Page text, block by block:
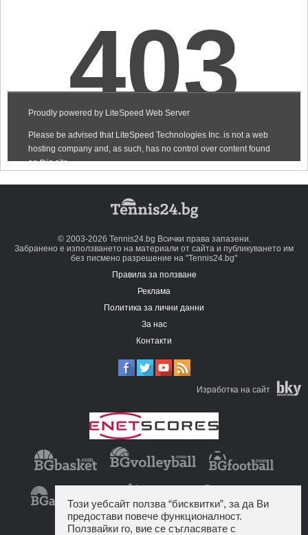
© 2003-2026 Tennis24.bg Всички права запазени.
Забранено е използването на материали от сайта и публикуването им
без писмено разрешение на "Tennis24.bg"
Правила за ползване
Реклама
Политика за лични данни
За нас
Контакти
Изработка на сайт
Този уебсайт ползва “бисквитки”, за да Ви
предостави повече функционалност.
Ползвайки го, вие се съгласявате с